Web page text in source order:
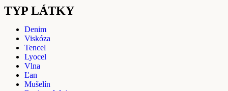
TYP LÁTKY
Denim
Viskóza
Tencel
Lyocel
Vlna
Ľan
Mušelín